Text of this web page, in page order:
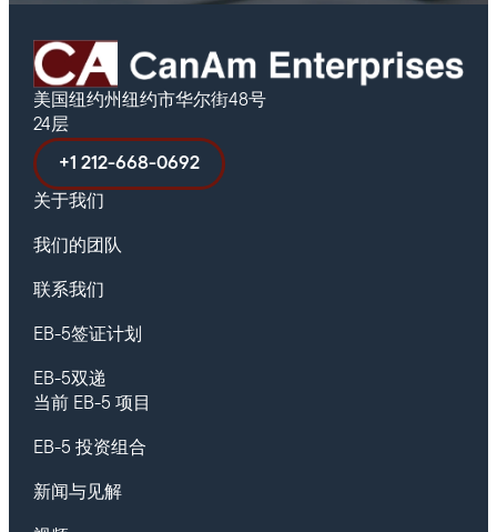
美国纽约州纽约市华尔街48号
24层
+1 212-668-0692
关于我们
我们的团队
联系我们
EB-5签证计划
EB-5双递
当前 EB-5 项目
EB-5 投资组合
新闻与见解